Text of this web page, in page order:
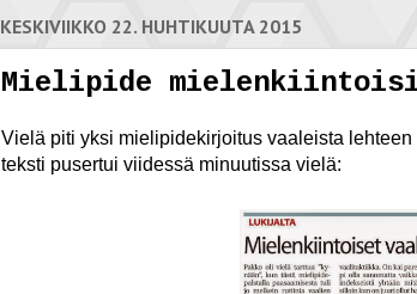
KESKIVIIKKO 22. HUHTIKUUTA 2015
Mielipide
Vielä piti yksi mielipidekirjoitus vaaleista
teksti pusertui viidessä minuutissa vielä: